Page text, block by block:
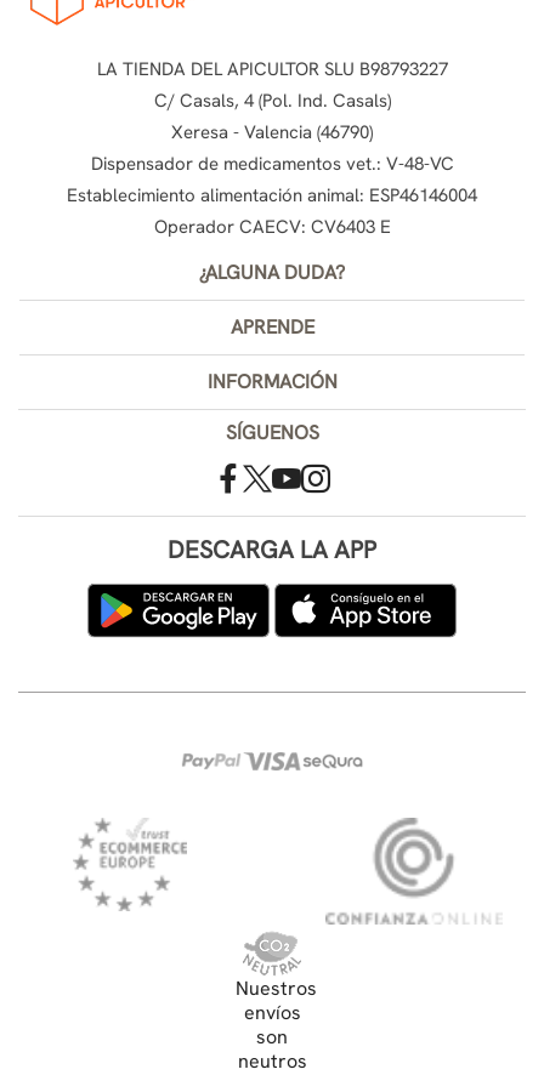
LA TIENDA DEL APICULTOR SLU B98793227
C/ Casals, 4 (Pol. Ind. Casals)
Xeresa - Valencia (46790)
Dispensador de medicamentos vet.: V-48-VC
Establecimiento alimentación animal: ESP46146004
Operador CAECV: CV6403 E
¿ALGUNA DUDA?
APRENDE
INFORMACIÓN
SÍGUENOS
DESCARGA LA APP
Nuestros
envíos
son
neutros